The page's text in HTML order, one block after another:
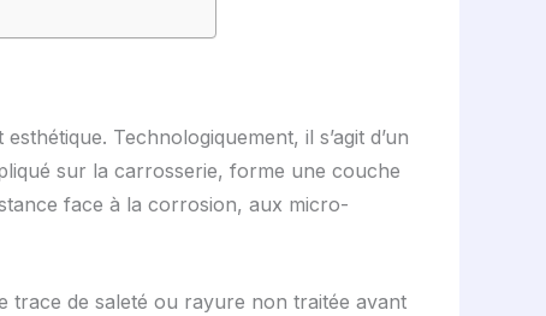
Technologiquement, il s’agit d’un
sur la carrosserie, forme une couche
face à la corrosion, aux micro-
trace de saleté ou rayure non traitée avant